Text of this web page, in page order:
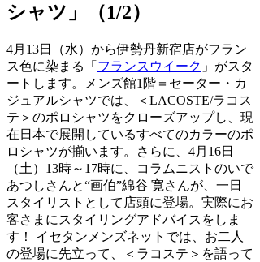
シャツ」（1/2）
4月13日（水）から伊勢丹新宿店がフラン
ス色に染まる「 フランスウイーク 」がスタ
ートします。メンズ館1階＝セーター・カ
ジュアルシャツでは、＜LACOSTE/ラコス
テ＞のポロシャツをクローズアップし、現
在日本で展開しているすべてのカラーのポ
ロシャツが揃います。さらに、4月16日
（土）13時～17時に、コラムニストのいで
あつしさんと“画伯”綿谷 寛さんが、一日
スタイリストとして店頭に登場。実際にお
客さまにスタイリングアドバイスをしま
す！ イセタンメンズネットでは、お二人
の登場に先立って、＜ラコステ＞を語って